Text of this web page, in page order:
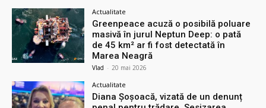
Actualitate
Greenpeace acuză o posibilă poluare
masivă în jurul Neptun Deep: o pată
de 45 km² ar fi fost detectată în
Marea Neagră
Vlad - 20 mai 2026
Actualitate
Diana Șoșoacă, vizată de un denunț